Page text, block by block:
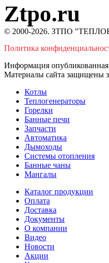
Ztpo.ru
© 2000-2026. ЗТПО
Политика
Информация опубликованная
Материалы сайта защищены
Котлы
Теплогенераторы
Горелки
Банные печи
Запчасти
Автоматика
Дымоходы
Системы отопления
Банные чаны
Мангалы
Каталог продукции
Оплата
Доставка
Документы
О компании
Видео
Новости
Акции